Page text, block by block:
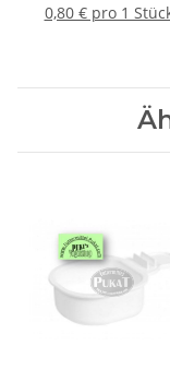
0,80 € pro 1